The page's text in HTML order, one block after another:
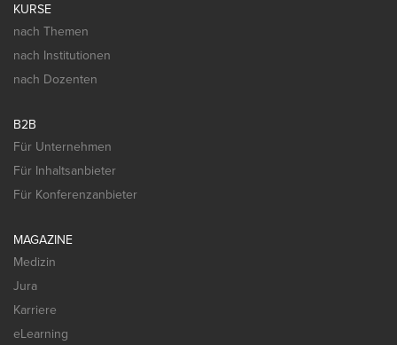
KURSE
nach Themen
nach Institutionen
nach Dozenten
B2B
Für Unternehmen
Für Inhaltsanbieter
Für Konferenzanbieter
MAGAZINE
Medizin
Jura
Karriere
eLearning